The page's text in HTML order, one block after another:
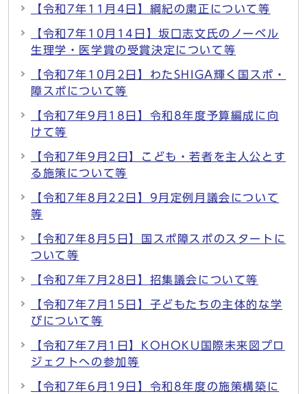
【令和7年11月4日】綱紀の粛正について等
【令和7年10月14日】坂口志文氏のノーベル
生理学・医学賞の受賞決定について等
【令和7年10月2日】わたSHIGA輝く国スポ・
障スポについて等
【令和7年9月18日】令和8年度予算編成に向
けて等
【令和7年9月2日】こども・若者を主人公とす
る施策について等
【令和7年8月22日】9月定例月議会について
等
【令和7年8月5日】国スポ障スポのスタートに
ついて等
【令和7年7月28日】招集議会について等
【令和7年7月15日】子どもたちの主体的な学
びについて等
【令和7年7月1日】KOHOKU国際未来図プロ
ジェクトへの参加等
【令和7年6月19日】令和8年度の施策構築に